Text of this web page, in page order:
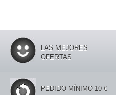
LAS MEJORES
OFERTAS
PEDIDO MÍNIMO 10 €